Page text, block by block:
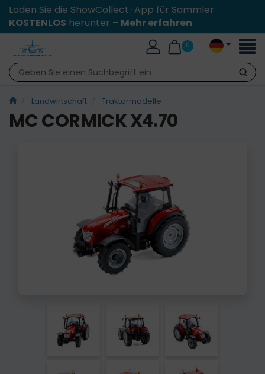
Laden Sie die ShowCollect-App für Sammler
KOSTENLOS herunter – Mehr erfahren
0
Suche
Landwirtschaft Traktormodelle
MC CORMICK X4.70